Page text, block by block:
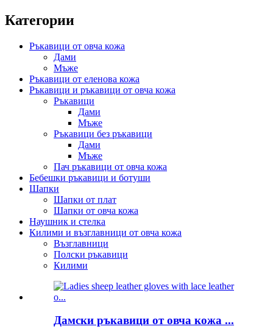
Категории
Ръкавици от овча кожа
Дами
Мъже
Ръкавици от еленова кожа
Ръкавици и ръкавици от овча кожа
Ръкавици
Дами
Мъже
Ръкавици без ръкавици
Дами
Мъже
Пач ръкавици от овча кожа
Бебешки ръкавици и ботуши
Шапки
Шапки от плат
Шапки от овча кожа
Наушник и стелка
Килими и възглавници от овча кожа
Възглавници
Полски ръкавици
Килими
Дамски ръкавици от овча кожа ...